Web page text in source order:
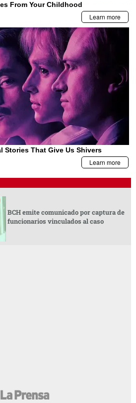
BCH emite comunicado por captura de
funcionarios vinculados al caso